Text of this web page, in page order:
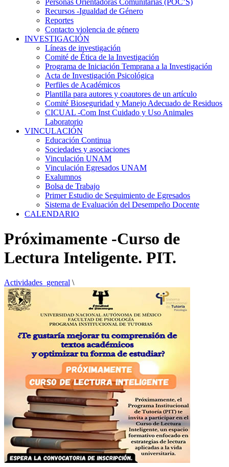
Recursos -Igualdad de Género
Reportes
Contacto violencia de género
INVESTIGACIÓN
Líneas de investigación
Comité de Ética de la Investigación
Programa de Iniciación Temprana a la Investigación
Acta de Investigación Psicológica
Perfiles de Académicos
Plantilla para autores y coautores de un artículo
Comité Bioseguridad y Manejo Adecuado de Residuos
CICUAL -Com Inst Cuidado y Uso Animales
Laboratorio
VINCULACIÓN
Educación Continua
Sociedades y asociaciones
Vinculación UNAM
Vinculación Egresados UNAM
Exalumnos
Bolsa de Trabajo
Primer Estudio de Seguimiento de Egresados
Sistema de Evaluación del Desempeño Docente
CALENDARIO
Próximamente -Curso de
Lectura Inteligente. PIT.
Actividades_general \